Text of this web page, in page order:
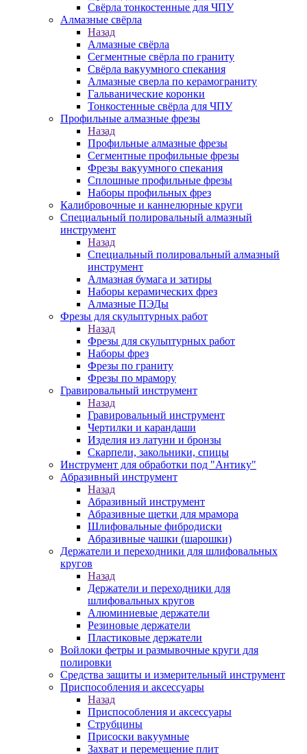
Свёрла тонкостенные для ЧПУ
Алмазные свёрла
Назад
Алмазные свёрла
Сегментные свёрла по граниту
Свёрла вакуумного спекания
Алмазные сверла по керамограниту
Гальванические коронки
Тонкостенные свёрла для ЧПУ
Профильные алмазные фрезы
Назад
Профильные алмазные фрезы
Сегментные профильные фрезы
Фрезы вакуумного спекания
Сплошные профильные фрезы
Наборы профильных фрез
Калибровочные и каннелюрные круги
Специальный полировальный алмазный
инструмент
Назад
Специальный полировальный алмазный
инструмент
Алмазная бумага и затиры
Наборы керамических фрез
Алмазные ПЭДы
Фрезы для скульптурных работ
Назад
Фрезы для скульптурных работ
Наборы фрез
Фрезы по граниту
Фрезы по мрамору
Гравировальный инструмент
Назад
Гравировальный инструмент
Чертилки и карандаши
Изделия из латуни и бронзы
Скарпели, закольники, спицы
Инструмент для обработки под "Антику"
Абразивный инструмент
Назад
Абразивный инструмент
Абразивные щетки для мрамора
Шлифовальные фибродиски
Абразивные чашки (шарошки)
Держатели и переходники для шлифовальных
кругов
Назад
Держатели и переходники для
шлифовальных кругов
Алюминиевые держатели
Резиновые держатели
Пластиковые держатели
Войлоки фетры и размывочные круги для
полировки
Средства защиты и измерительный инструмент
Приспособления и аксессуары
Назад
Приспособления и аксессуары
Струбцины
Присоски вакуумные
Захват и перемещение плит